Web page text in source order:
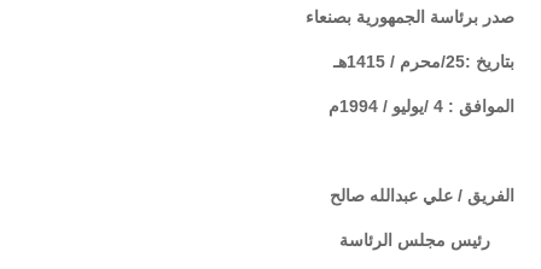
صدر برئاسة الجمهورية بصنعاء
بتاريخ :25/محرم / 1415هـ
الموافق : 4 /يوليو / 1994م
الفريق / علي عبدالله صالح
رئيس مجلس الرئاسة